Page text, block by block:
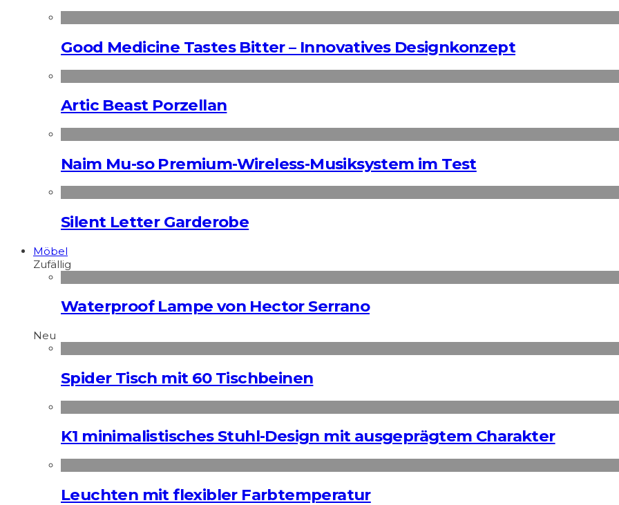
Good Medicine Tastes Bitter – Innovatives Designkonzept
Artic Beast Porzellan
Naim Mu-so Premium-Wireless-Musiksystem im Test
Silent Letter Garderobe
Möbel
Zufällig
Waterproof Lampe von Hector Serrano
Neu
Spider Tisch mit 60 Tischbeinen
K1 minimalistisches Stuhl-Design mit ausgeprägtem Charakter
Leuchten mit flexibler Farbtemperatur